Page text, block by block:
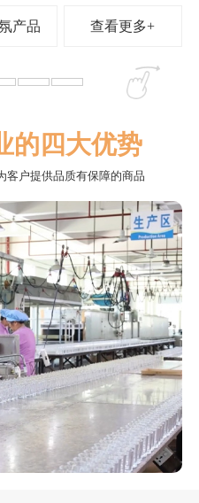
查看更多+
的四大优势
客户提供品质有保障的商品